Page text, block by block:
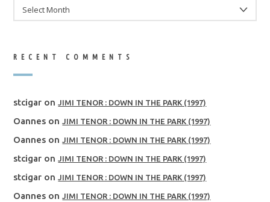
RECENT COMMENTS
stcigar onJIMI TENOR : DOWN IN THE PARK (1997)
Oannes onJIMI TENOR : DOWN IN THE PARK (1997)
Oannes onJIMI TENOR : DOWN IN THE PARK (1997)
stcigar onJIMI TENOR : DOWN IN THE PARK (1997)
stcigar onJIMI TENOR : DOWN IN THE PARK (1997)
Oannes onJIMI TENOR : DOWN IN THE PARK (1997)